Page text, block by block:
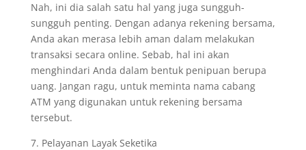
Nah, ini dia salah satu hal yang juga sungguh-
sungguh penting. Dengan adanya rekening bersama,
Anda akan merasa lebih aman dalam melakukan
transaksi secara online. Sebab, hal ini akan
menghindari Anda dalam bentuk penipuan berupa
uang. Jangan ragu, untuk meminta nama cabang
ATM yang digunakan untuk rekening bersama
tersebut.
7. Pelayanan Layak Seketika